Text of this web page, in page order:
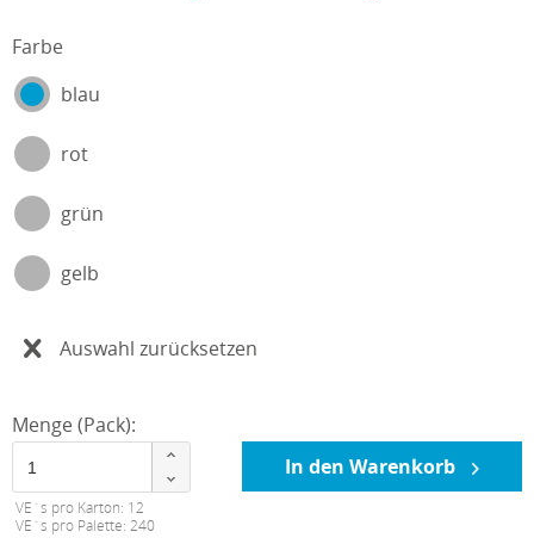
Farbe
blau
rot
grün
gelb
Auswahl zurücksetzen
Menge (Pack):
VE´s pro Karton: 12
VE´s pro Palette: 240
In den Warenkorb